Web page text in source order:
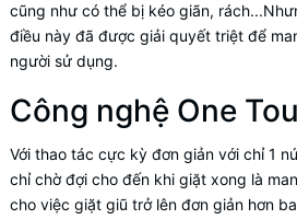
cũng như có thể bị kéo giãn,
điều này đã được giải quyết triệt để
người sử dụng.
Công nghệ One
Với thao tác cực kỳ đơn giản với chỉ 1
chỉ chờ đợi cho đến khi giặt xong là
cho việc giặt giũ trở lên đơn giản hơn